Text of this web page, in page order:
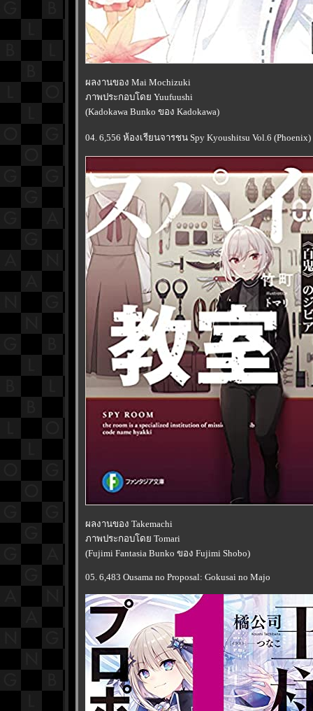
ผลงานของ Mai Mochizuki
ภาพประกอบโดย Yuufuushi
(Kadokawa Bunko ของ Kadokawa)
04. 6,556 ห้องเรียนจารชน Spy Kyoushitsu Vol.6 (Phoenix)
ผลงานของ Takemachi
ภาพประกอบโดย Tomari
(Fujimi Fantasia Bunko ของ Fujimi Shobo)
05. 6,483 Ousama no Proposal: Gokusai no Majo